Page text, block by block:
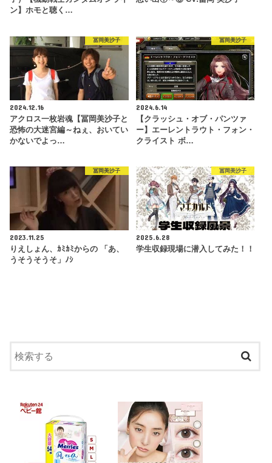
ン】ホモと聴く…
冨岡美沙子
2024.12.16
アクロス一枚岩魂【冨岡美沙子と
恐怖の大迷宮編～ねぇ、おいてい
かないでよっ…
冨岡美沙子
2024.6.14
【クラッシュ・オブ・パンツァ
ー】エーレントラウト・フォン・
クライスト ボ…
冨岡美沙子
2023.11.25
りえしょん、ｶﾐｶﾐからの 「あ、
うそうそうそ」ﾉｼ
冨岡美沙子
2025.6.28
学生収録現場に潜入してみた！！